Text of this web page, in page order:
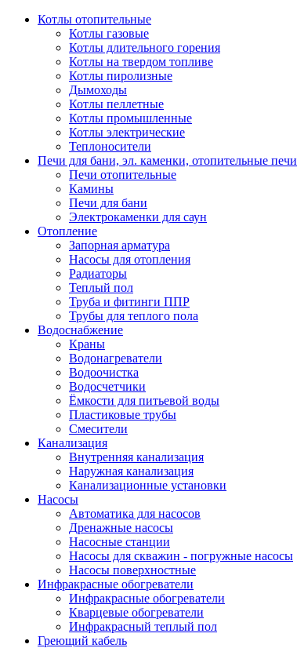
Котлы отопительные
Котлы газовые
Котлы длительного горения
Котлы на твердом топливе
Котлы пиролизные
Дымоходы
Котлы пеллетные
Котлы промышленные
Котлы электрические
Теплоносители
Печи для бани, эл. каменки, отопительные печи
Печи отопительные
Камины
Печи для бани
Электрокаменки для саун
Отопление
Запорная арматура
Насосы для отопления
Радиаторы
Теплый пол
Труба и фитинги ППР
Трубы для теплого пола
Водоснабжение
Краны
Водонагреватели
Водоочистка
Водосчетчики
Ёмкости для питьевой воды
Пластиковые трубы
Смесители
Канализация
Внутренняя канализация
Наружная канализация
Канализационные установки
Насосы
Автоматика для насосов
Дренажные насосы
Насосные станции
Насосы для скважин - погружные насосы
Насосы поверхностные
Инфракрасные обогреватели
Инфракрасные обогреватели
Кварцевые обогреватели
Инфракрасный теплый пол
Греющий кабель